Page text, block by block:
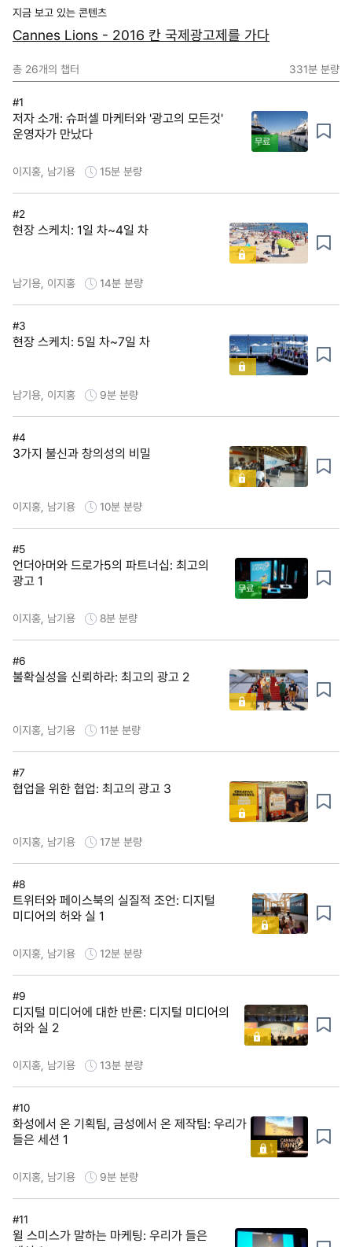
지금 보고 있는 콘텐츠
Cannes Lions - 2016 칸 국제광고제를 가다
총 26개의 챕터 331분 분량
#1
저자 소개: 슈퍼셀 마케터와 '광고의 모든것'
운영자가 만났다
무료
이지홍, 남기용 15분 분량
#2
현장 스케치: 1일 차~4일 차
남기용, 이지홍 14분 분량
#3
현장 스케치: 5일 차~7일 차
남기용, 이지홍 9분 분량
#4
3가지 불신과 창의성의 비밀
이지홍, 남기용 10분 분량
#5
언더아머와 드로가5의 파트너십: 최고의
광고 1
무료
이지홍, 남기용 8분 분량
#6
불확실성을 신뢰하라: 최고의 광고 2
이지홍, 남기용 11분 분량
#7
협업을 위한 협업: 최고의 광고 3
이지홍, 남기용 17분 분량
#8
트위터와 페이스북의 실질적 조언: 디지털
미디어의 허와 실 1
이지홍, 남기용 12분 분량
#9
디지털 미디어에 대한 반론: 디지털 미디어의
허와 실 2
이지홍, 남기용 13분 분량
#10
화성에서 온 기획팀, 금성에서 온 제작팀: 우리가
들은 세션 1
이지홍, 남기용 9분 분량
#11
윌 스미스가 말하는 마케팅: 우리가 들은